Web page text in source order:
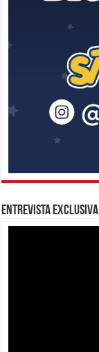
Entrevista Exclusiva